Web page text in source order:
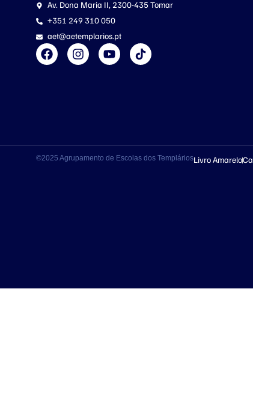
Av. Dona Maria II, 2300-435 Tomar
+351 249 310 050
aet@aetemplarios.pt
©2025 Agrupamento de Escolas dos TempláriosLivro Amarelo